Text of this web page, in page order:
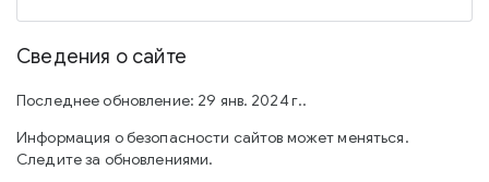
Сведения о сайте
Последнее обновление: 29 янв. 2024 г..
Информация о безопасности сайтов может меняться.
Следите за обновлениями.